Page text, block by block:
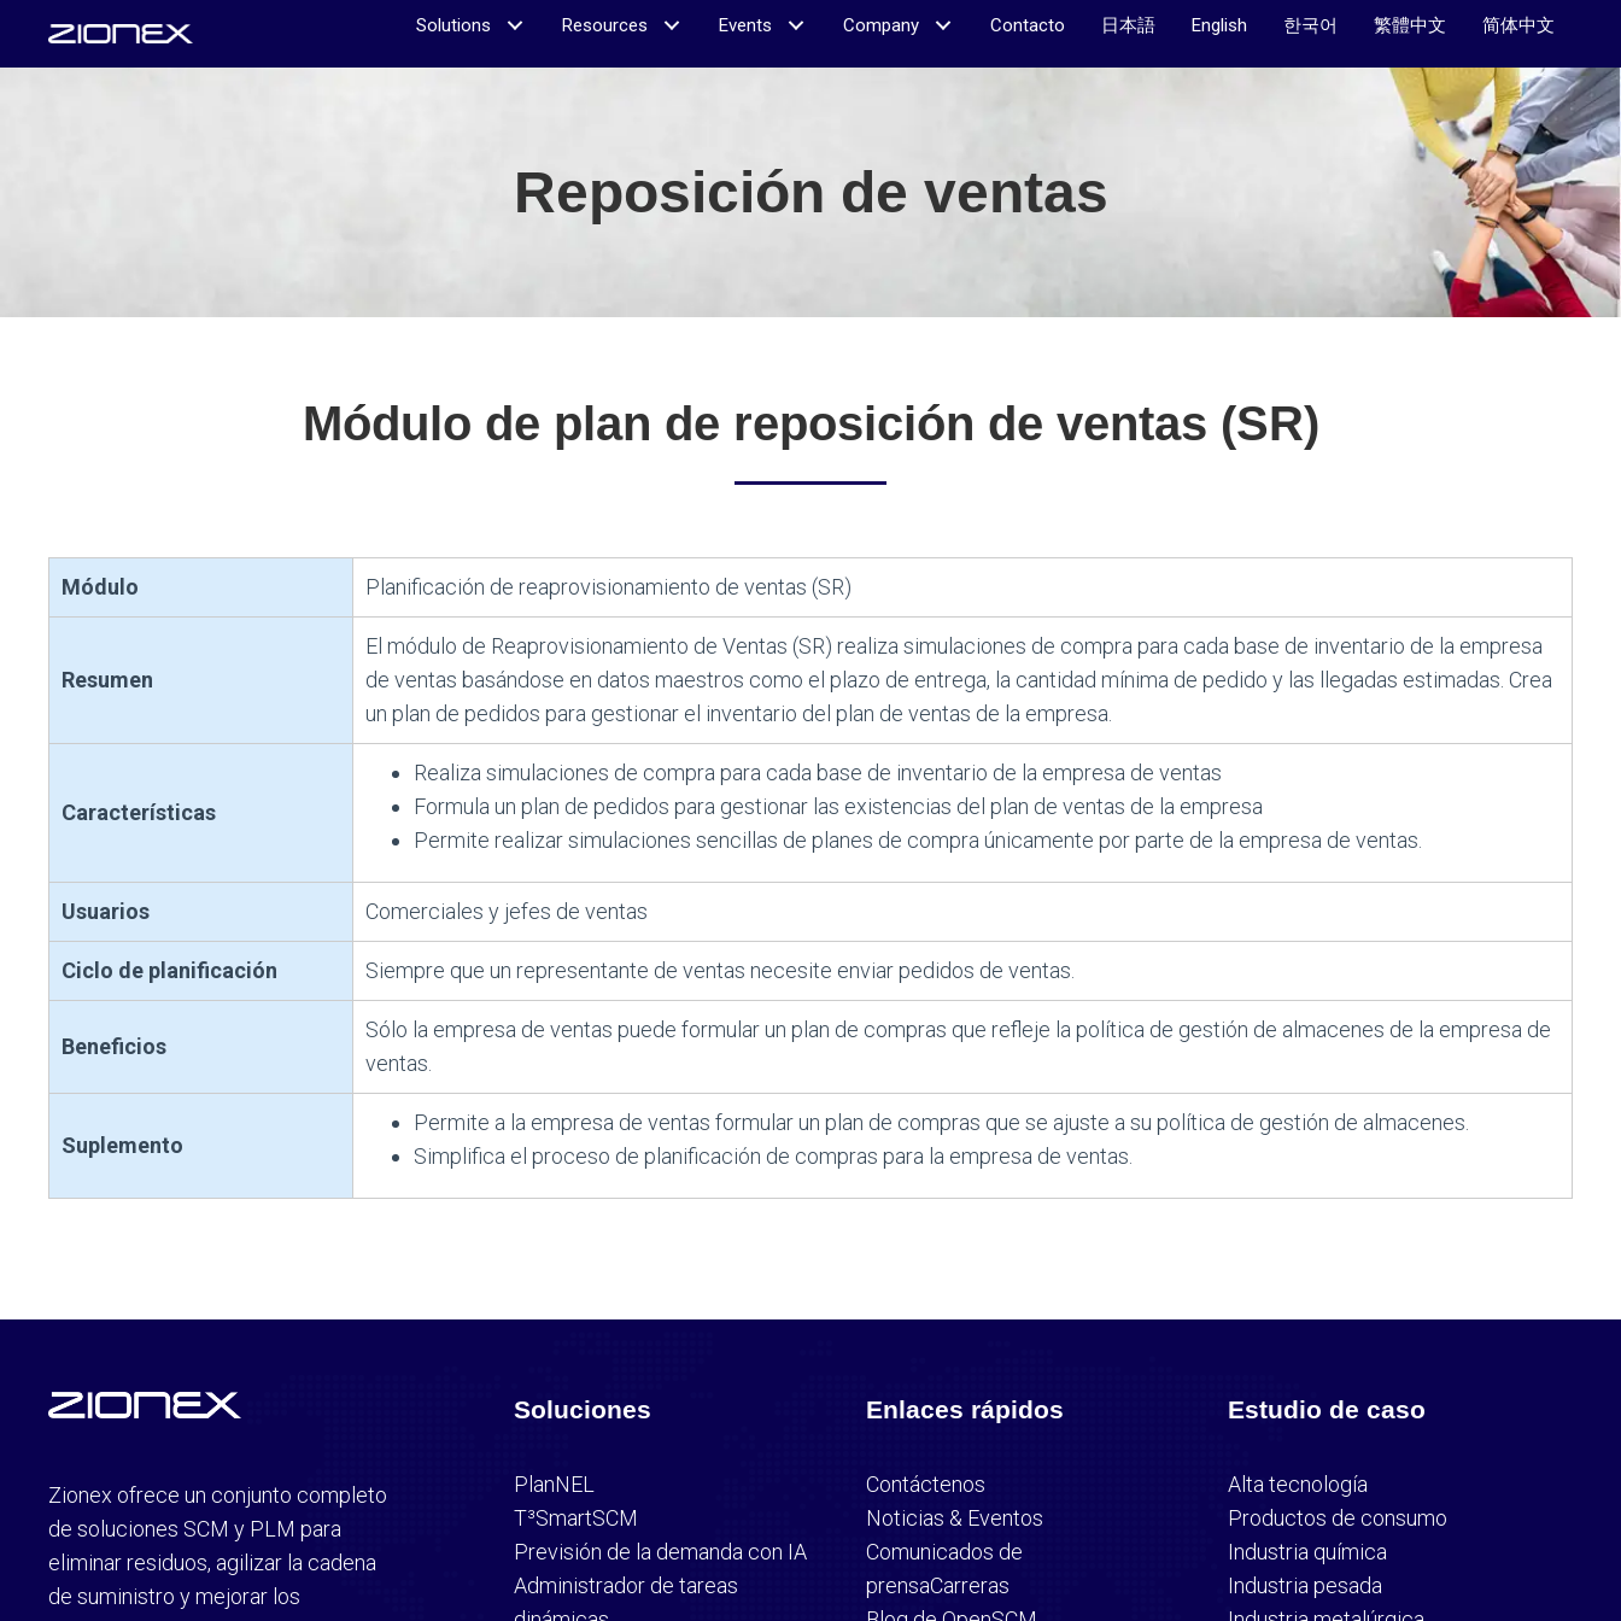
Solutions Resources Events Company Contacto 日本語 English 한국어 繁體中文 简体中文
Reposición de ventas
Módulo de plan de reposición de ventas (SR)
Módulo Planificación de reaprovisionamiento de ventas (SR)
Resumen
El módulo de Reaprovisionamiento de Ventas (SR) realiza simulaciones de compra para cada base de inventario de la empresa
de ventas basándose en datos maestros como el plazo de entrega, la cantidad mínima de pedido y las llegadas estimadas. Crea
un plan de pedidos para gestionar el inventario del plan de ventas de la empresa.
Características
Realiza simulaciones de compra para cada base de inventario de la empresa de ventas
Formula un plan de pedidos para gestionar las existencias del plan de ventas de la empresa
Permite realizar simulaciones sencillas de planes de compra únicamente por parte de la empresa de ventas.
Usuarios Comerciales y jefes de ventas
Ciclo de planificación Siempre que un representante de ventas necesite enviar pedidos de ventas.
Beneficios
Sólo la empresa de ventas puede formular un plan de compras que refleje la política de gestión de almacenes de la empresa de
ventas.
Suplemento
Permite a la empresa de ventas formular un plan de compras que se ajuste a su política de gestión de almacenes.
Simplifica el proceso de planificación de compras para la empresa de ventas.
Zionex ofrece un conjunto completo
de soluciones SCM y PLM para
eliminar residuos, agilizar la cadena
de suministro y mejorar los
Soluciones
PlanNEL
T³SmartSCM
Previsión de la demanda con IA
Administrador de tareas
Enlaces rápidos
Contáctenos
Noticias & Eventos
Comunicados de
prensaCarreras
Estudio de caso
Alta tecnología
Productos de consumo
Industria química
Industria pesada